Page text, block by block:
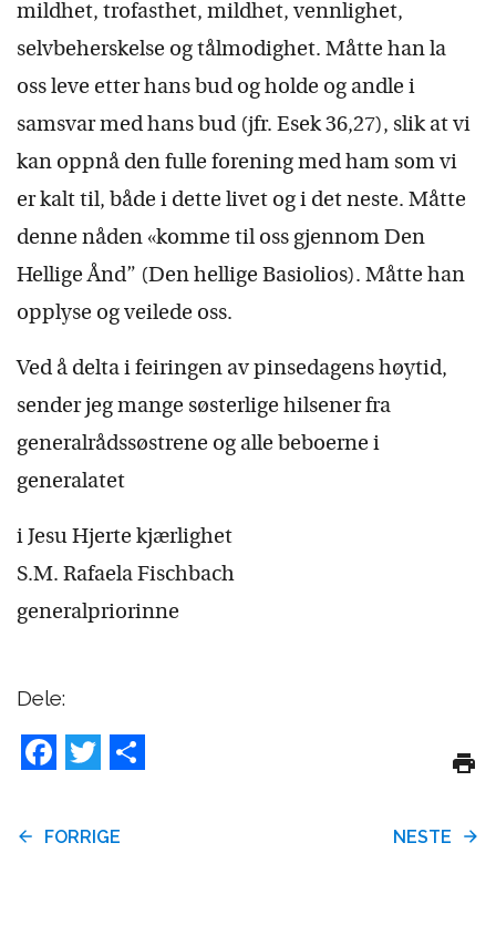
mildhet, trofasthet, mildhet, vennlighet,
selvbeherskelse og tålmodighet. Måtte han la
oss leve etter hans bud og holde og andle i
samsvar med hans bud (jfr. Esek 36,27), slik at vi
kan oppnå den fulle forening med ham som vi
er kalt til, både i dette livet og i det neste. Måtte
denne nåden «komme til oss gjennom Den
Hellige Ånd” (Den hellige Basiolios). Måtte han
opplyse og veilede oss.
Ved å delta i feiringen av pinsedagens høytid,
sender jeg mange søsterlige hilsener fra
generalrådssøstrene og alle beboerne i
generalatet
i Jesu Hjerte kjærlighet
S.M. Rafaela Fischbach
generalpriorinne
Dele:
Facebook
Twitter
FORRIGE NESTE